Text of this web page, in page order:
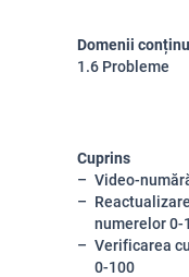
Domenii
1.6 Probleme
Cuprins
Video-
numerelor 0-
Verificarea
0-100